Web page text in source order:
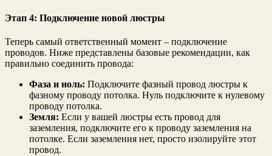
Этап 4: Подключение новой люстры
Теперь самый ответственный момент – подключение
проводов. Ниже представлены базовые рекомендации, как
правильно соединить провода:
Фаза и ноль: Подключите фазный провод люстры к
фазному проводу потолка. Нуль подключите к нулевому
проводу потолка.
Земля: Если у вашей люстры есть провод для
заземления, подключите его к проводу заземления на
потолке. Если заземления нет, просто изолируйте этот
провод.